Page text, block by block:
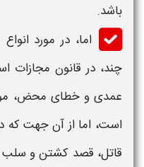
باشد.
اما، در مورد انواع
چند، در قانون مجازات
عمدی و خطای محض،
است، اما از آن جهت
قاتل، قصد کشتن و سلب